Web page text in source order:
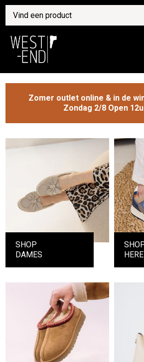
Zomer outlet online & in de
Zondag 2/8 Open
SHOP
DAMES